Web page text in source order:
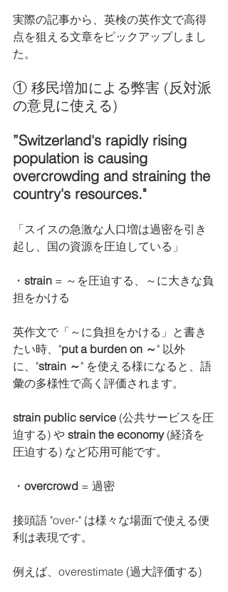
実際の記事から、英検の英作文で高得
点を狙える文章をピックアップしまし
た。
① 移民増加による弊害 (反対派
の意見に使える)
”Switzerland's rapidly rising
population is causing
overcrowding and straining the
country's resources."
「スイスの急激な人口増は過密を引き
起し、国の資源を圧迫している」
・ strain = ～を圧迫する、～に大きな負
担をかける
英作文で「～に負担をかける」と書き
たい時、"put a burden on ～" 以外
に、"strain ～" を使える様になると、語
彙の多様性で高く評価されます。
strain public service (公共サービスを圧
迫する) や strain the economy (経済を
圧迫する) など応用可能です。
・ overcrowd = 過密
接頭語 "over-" は様々な場面で使える便
利は表現です。
例えば、overestimate (過大評価する)